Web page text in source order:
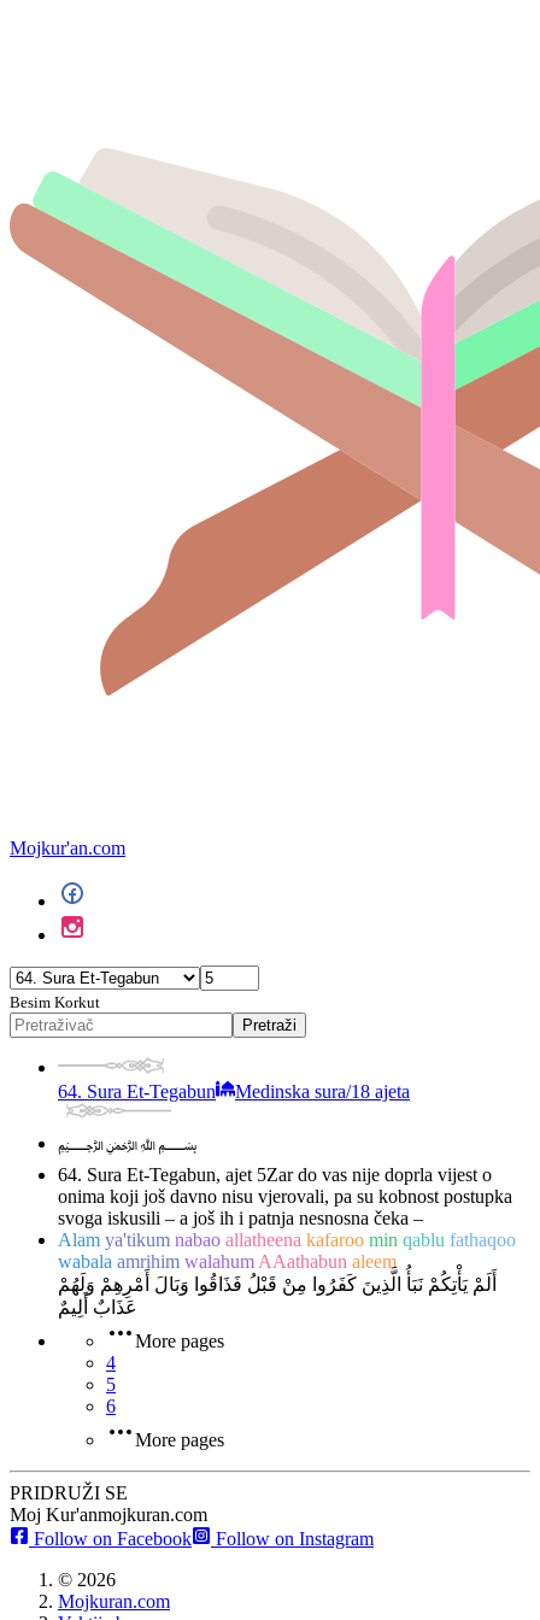
Mojkur'an.com
Besim Korkut
Pretraži
64. Sura Et-Tegabun Medinska sura/18 ajeta
﷽
64. Sura Et-Tegabun, ajet 5Zar do vas nije doprla vijest o
onima koji još davno nisu vjerovali, pa su kobnost postupka
svoga iskusili – a još ih i patnja nesnosna čeka –
Alam ya'tikum nabao allatheena kafaroo min qablu fathaqoo
wabala amrihim walahum AAathabun aleem
أَلَمْ يَأْتِكُمْ نَبَأُ الَّذِينَ كَفَرُوا مِنْ قَبْلُ فَذَاقُوا وَبَالَ أَمْرِهِمْ وَلَهُمْ
عَذَابٌ أَلِيمٌ
More pages
4
5
6
More pages
PRIDRUŽI SE
Moj Kur'anmojkuran.com
Follow on Facebook
Follow on Instagram
© 2026
Mojkuran.com